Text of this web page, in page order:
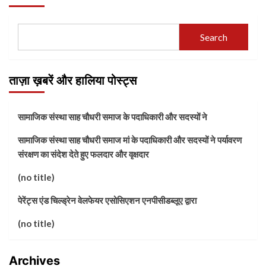
Search
ताज़ा ख़बरें और हालिया पोस्ट्स
सामाजिक संस्था साह चौधरी समाज के पदाधिकारी और सदस्यों ने
सामाजिक संस्था साह चौधरी समाज मां के पदाधिकारी और सदस्यों ने पर्यावरण
संरक्षण का संदेश देते हुए फलदार और वृक्षदार
(no title)
पेरेंट्स एंड चिल्ड्रेन वेलफेयर एसोसिएशन एनपीसीडब्लूए द्वारा
(no title)
Archives